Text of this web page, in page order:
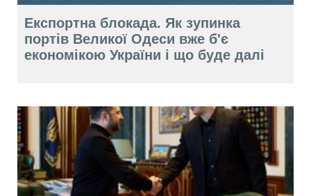
Експортна блокада. Як зупинка
портів Великої Одеси вже б'є
економікою України і що буде далі